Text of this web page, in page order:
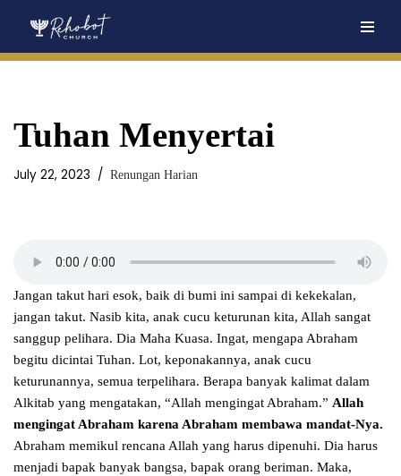
Tuhan Menyertai
July 22, 2023 Renungan Harian
Jangan takut hari esok, baik di bumi ini sampai di kekekalan,
jangan takut. Nasib kita, anak cucu keturunan kita, Allah sangat
sanggup pelihara. Dia Maha Kuasa. Ingat, mengapa Abraham
begitu dicintai Tuhan. Lot, keponakannya, anak cucu
keturunannya, semua terpelihara. Berapa banyak kalimat dalam
Alkitab yang mengatakan, “Allah mengingat Abraham.” Allah
mengingat Abraham karena Abraham membawa mandat-Nya.
Abraham memikul rencana Allah yang harus dipenuhi. Dia harus
menjadi bapak banyak bangsa, bapak orang beriman. Maka,